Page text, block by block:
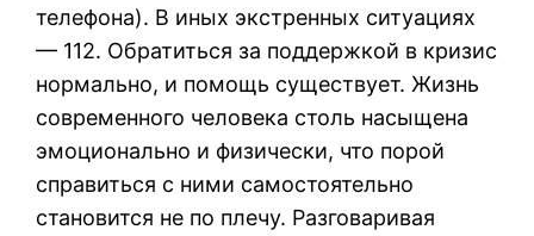
телефона). В иных экстренных ситуациях
— 112. Обратиться за поддержкой в кризис
нормально, и помощь существует. Жизнь
современного человека столь насыщена
эмоционально и физически, что порой
справиться с ними самостоятельно
становится не по плечу. Разговаривая